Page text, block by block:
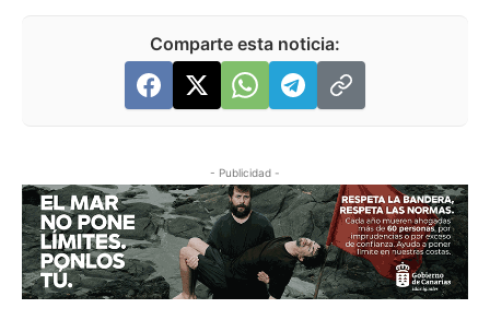
Comparte esta noticia:
- Publicidad -